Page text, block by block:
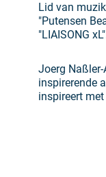
Lid van
"Putensen
"LIAISONG
Joerg
inspirerende
inspireert